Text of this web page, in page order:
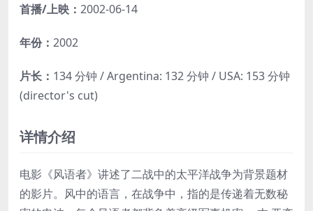
首播/上映： 2002-06-14
年份： 2002
片长： 134 分钟 / Argentina: 132 分钟 / USA: 153 分钟
(director's cut)
详情介绍
电影《风语者》讲述了二战中的太平洋战争为背景题材
的影片。风中的语言，在战争中，指的是传递着无数秘